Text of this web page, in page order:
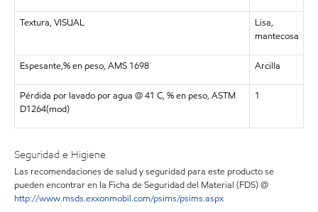
Textura, VISUAL
Lisa,
mantecosa
Espesante,% en peso, AMS 1698 Arcilla
Pérdida por lavado por agua @ 41 C, % en peso, ASTM
D1264(mod)
1
Seguridad e Higiene
Las recomendaciones de salud y seguridad para este producto se
pueden encontrar en la Ficha de Seguridad del Material (FDS) @
http://www.msds.exxonmobil.com/psims/psims.aspx